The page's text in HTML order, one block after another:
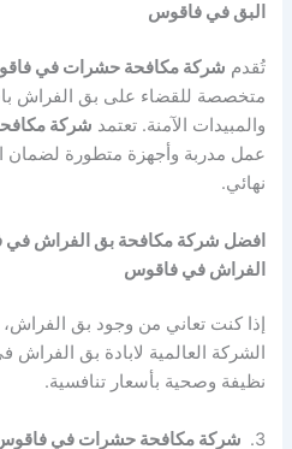
البق في فاقوس
تُقدم شركة مكافحة حشرات في
متخصصة للقضاء على بق الفراش
والمبيدات الآمنة. تعتمد شركة
عمل مدربة وأجهزة متطورة
نهائي.
افضل شركة مكافحة بق الفراش
الفراش في فاقوس
إذا كنت تعاني من وجود بق
الشركة العالمية لابادة بق
نظيفة وصحية بأسعار تنافسية.
3. شركة مكافحة حشرات في فاقوس